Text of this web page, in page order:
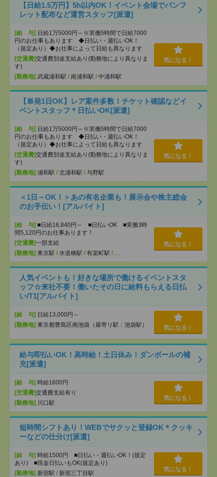
【日給1.5万円】5h以内OK！イベント会場でパンフ
レット配布など運営スタッフ[派遣]
[給 与] 日給1万5000円～※実働5時間で日給7000
円のお仕事もあります ◆日払い・週払いOK！
（規定あり）◆お仕事によって日給も異なります
[交通費]交通費別途支給あり(勤務地により異なりま
す)
[勤務地] 武蔵浦和駅 / 南浦和駅 / 中浦和駅
気になる！
【単発1日OK】レア案件多数！チケット確認などイ
ベントスタッフ＊日払いOK[派遣]
[給 与] 日給1万5000円～※実働5時間で日給7000
円のお仕事もあります ◆日払い・週払いOK！
（規定あり）◆お仕事によって日給も異なります
[交通費]交通費別途支給あり(勤務地により異なりま
す)
[勤務地] 浦和駅 / 北浦和駅 / 与野駅
気になる！
＜1日～OK！＞あの有名企業も！展示会や株主総会
のお手伝い！[アルバイト]
[給 与] ■日給16,840円～ ■日払いOK ■実働3時
間5,120円のお仕事あります！
[交通費]一部支給
[勤務地] 東京駅 / 水道橋駅 / 有楽町駅 / …
気になる！
人気イベントも！好きな場所で働けるイベントスタ
ッフ☆来社不要！働いたその日に給料もらえる日払
い/T1[アルバイト]
[給 与] 日給13,000円～
[勤務地] 東京都豊島区南池袋（最寄り駅：池袋駅） 気になる！
給与即払いOK！高時給！土日休み！ダンボールの補
充[派遣]
[給 与] 時給1600円
[交通費]交通費支給有り
[勤務地] 川口駅
気になる！
短時間シフトあり！WEBでサクッと登録OK＊クッキ
ーなどの仕分け[派遣]
[給 与] 時給1500円 ■日払い・週払いOK！(規定
あり) ■現金日払いもOK(規定あり)
[勤務地] 新宿駅 / 新宿三丁目駅
気になる！